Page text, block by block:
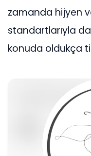
zamanda hijyen
standartlarıyla
konuda oldukça